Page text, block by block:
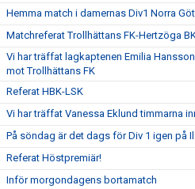
Hemma match i damernas Div1 Norra
Matchreferat Trollhättans FK-Hertzöga
Vi har träffat lagkaptenen Emilia
mot Trollhättans FK
Referat HBK-LSK
Vi har träffat Vanessa Eklund timmarna
På söndag är det dags för Div 1 igen på
Referat Höstpremiär!
Inför morgondagens bortamatch